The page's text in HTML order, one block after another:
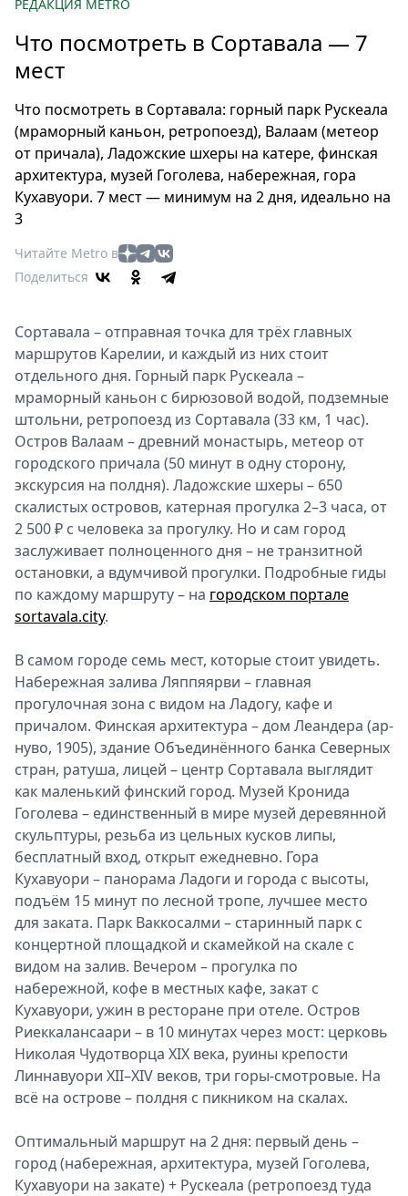
Мир
Еда
Туризм
Мода
Театр
Кино
Книги
Выставки
релизы
О
Metro
Стримы
Спецпроекты
Звезды
Выборы
2026
Скачай
Metro
РЕДАКЦИЯ METRO
Что посмотреть в Сортавала — 7
мест
Что посмотреть в Сортавала: горный парк Рускеала
(мраморный каньон, ретропоезд), Валаам (метеор
от причала), Ладожские шхеры на катере, финская
архитектура, музей Гоголева, набережная, гора
Кухавуори. 7 мест — минимум на 2 дня, идеально на
3
Читайте Metro в
Поделиться
Сортавала – отправная точка для трёх главных
маршрутов Карелии, и каждый из них стоит
отдельного дня. Горный парк Рускеала –
мраморный каньон с бирюзовой водой, подземные
штольни, ретропоезд из Сортавала (33 км, 1 час).
Остров Валаам – древний монастырь, метеор от
городского причала (50 минут в одну сторону,
экскурсия на полдня). Ладожские шхеры – 650
скалистых островов, катерная прогулка 2–3 часа, от
2 500 ₽ с человека за прогулку. Но и сам город
заслуживает полноценного дня – не транзитной
остановки, а вдумчивой прогулки. Подробные гиды
по каждому маршруту – на городском портале
sortavala.city.
В самом городе семь мест, которые стоит увидеть.
Набережная залива Ляппяярви – главная
прогулочная зона с видом на Ладогу, кафе и
причалом. Финская архитектура – дом Леандера (ар-
нуво, 1905), здание Объединённого банка Северных
стран, ратуша, лицей – центр Сортавала выглядит
как маленький финский город. Музей Кронида
Гоголева – единственный в мире музей деревянной
скульптуры, резьба из цельных кусков липы,
бесплатный вход, открыт ежедневно. Гора
Кухавуори – панорама Ладоги и города с высоты,
подъём 15 минут по лесной тропе, лучшее место
для заката. Парк Ваккосалми – старинный парк с
концертной площадкой и скамейкой на скале с
видом на залив. Вечером – прогулка по
набережной, кофе в местных кафе, закат с
Кухавуори, ужин в ресторане при отеле. Остров
Риеккалансаари – в 10 минутах через мост: церковь
Николая Чудотворца XIX века, руины крепости
Линнавуори XII–XIV веков, три горы-смотровые. На
всё на острове – полдня с пикником на скалах.
Оптимальный маршрут на 2 дня: первый день –
город (набережная, архитектура, музей Гоголева,
Кухавуори на закате) + Рускеала (ретропоезд туда